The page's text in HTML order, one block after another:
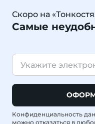
Скоро на
Самые
Конфиденциальность
можно отказаться в